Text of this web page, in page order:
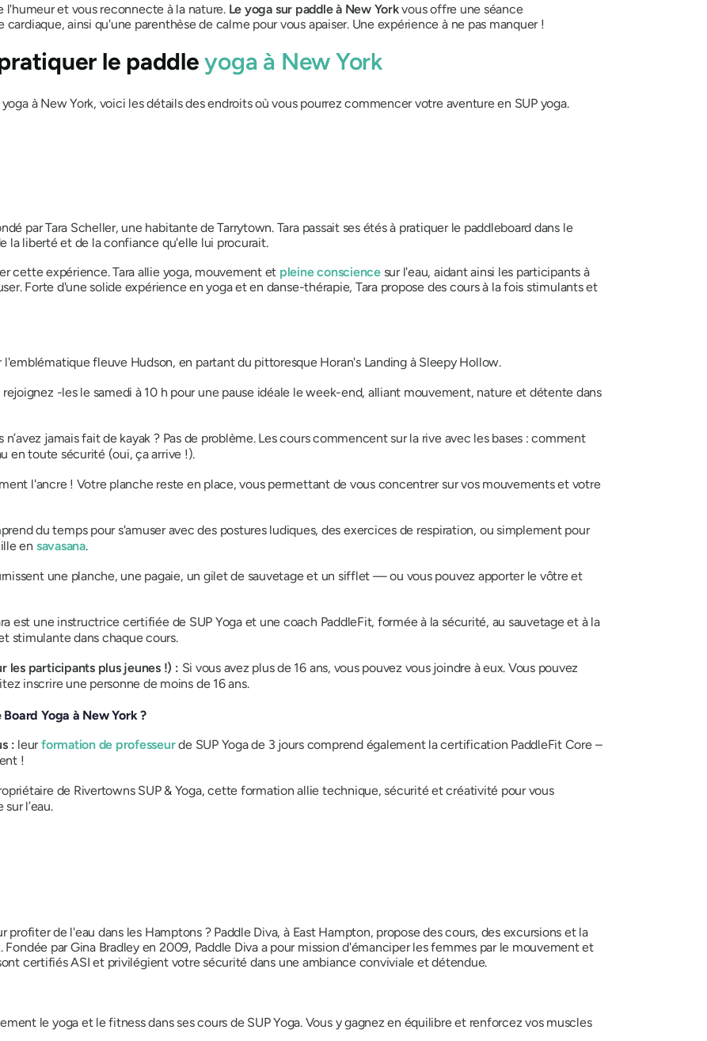
l'humeur et vous reconnecte à la nature. Le yoga sur paddle à New Yorkvous offre une séance
ainsi qu'une parenthèse de calme pour vous apaiser. Une expérience à ne pas manquer !
le paddleyoga à New York
à New York, voici les détails des endroits où vous pourrez commencer votre aventure en SUP yoga.
par Tara Scheller, une habitante de Tarrytown. Tara passait ses étés à pratiquer le paddleboard dans le
la liberté et de la confiance qu'elle lui procurait.
cette expérience. Tara allie yoga, mouvement et pleine consciencesur l'eau, aidant ainsi les participants à
Forte d'une solide expérience en yoga et en danse-thérapie, Tara propose des cours à la fois stimulants et
l'emblématique fleuve Hudson, en partant du pittoresque Horan's Landing à Sleepy Hollow.
rejoignez -les le samedi à 10 h pour une pause idéale le week-end, alliant mouvement, nature et détente dans
n’avez jamais fait de kayak ? Pas de problème. Les cours commencent sur la rive avec les bases : comment
en toute sécurité (oui, ça arrive !).
l'ancre ! Votre planche reste en place, vous permettant de vous concentrer sur vos mouvements et votre
du temps pour s'amuser avec des postures ludiques, des exercices de respiration, ou simplement pour
en savasana.
une planche, une pagaie, un gilet de sauvetage et un sifflet — ou vous pouvez apporter le vôtre et
est une instructrice certifiée de SUP Yoga et une coach PaddleFit, formée à la sécurité, au sauvetage et à la
stimulante dans chaque cours.
les participants plus jeunes !) : Si vous avez plus de 16 ans, vous pouvez vous joindre à eux. Vous pouvez
inscrire une personne de moins de 16 ans.
Yoga à New York ?
: leurformation de professeurde SUP Yoga de 3 jours comprend également la certification PaddleFit Core –
!
de Rivertowns SUP & Yoga, cette formation allie technique, sécurité et créativité pour vous
l’eau.
de l'eau dans les Hamptons ? Paddle Diva, à East Hampton, propose des cours, des excursions et la
par Gina Bradley en 2009, Paddle Diva a pour mission d'émanciper les femmes par le mouvement et
certifiés ASI et privilégient votre sécurité dans une ambiance conviviale et détendue.
le yoga et le fitness dans ses cours de SUP Yoga. Vous y gagnez en équilibre et renforcez vos muscles